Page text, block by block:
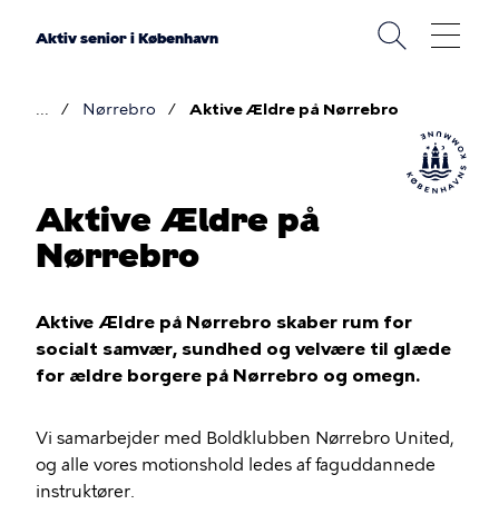
Aktiv senior i København
Nørrebro Aktive Ældre på Nørrebro
Aktive Ældre på
Nørrebro
Aktive Ældre på Nørrebro skaber rum for
socialt samvær, sundhed og velvære til glæde
for ældre borgere på Nørrebro og omegn.
Vi samarbejder med Boldklubben Nørrebro United,
og alle vores motionshold ledes af faguddannede
instruktører.